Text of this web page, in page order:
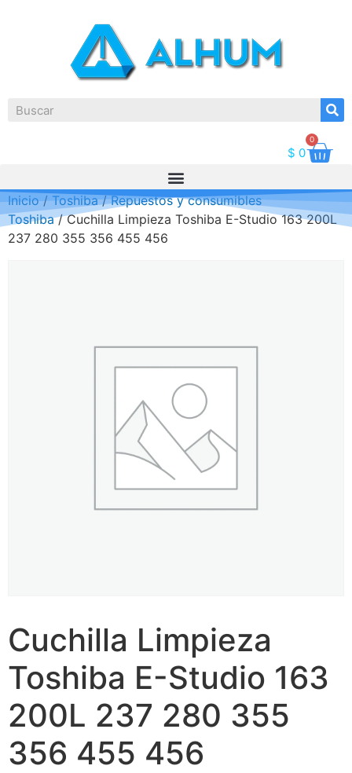
$ 0
0
Inicio/Toshiba/Repuestos y consumibles
Toshiba/ Cuchilla Limpieza Toshiba E-Studio 163 200L
237 280 355 356 455 456
Cuchilla Limpieza
Toshiba E-Studio 163
200L 237 280 355
356 455 456